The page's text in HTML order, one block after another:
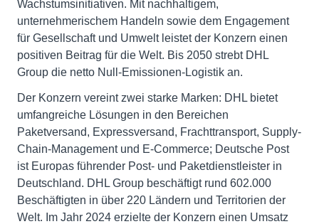
Wachstumsinitiativen. Mit nachhaltigem,
unternehmerischem Handeln sowie dem Engagement
für Gesellschaft und Umwelt leistet der Konzern einen
positiven Beitrag für die Welt. Bis 2050 strebt DHL
Group die netto Null-Emissionen-Logistik an.
Der Konzern vereint zwei starke Marken: DHL bietet
umfangreiche Lösungen in den Bereichen
Paketversand, Expressversand, Frachttransport, Supply-
Chain-Management und E-Commerce; Deutsche Post
ist Europas führender Post- und Paketdienstleister in
Deutschland. DHL Group beschäftigt rund 602.000
Beschäftigten in über 220 Ländern und Territorien der
Welt. Im Jahr 2024 erzielte der Konzern einen Umsatz